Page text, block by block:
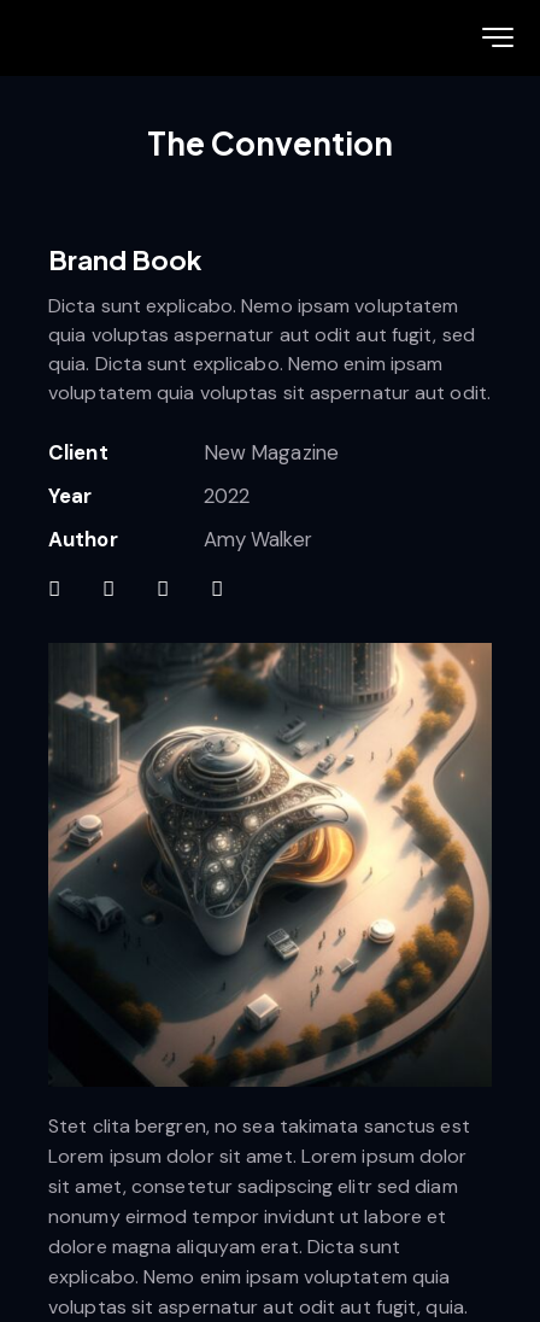
The Convention
Stet clita bergren, no sea takimata sanctus est
Lorem ipsum dolor sit amet. Lorem ipsum dolor
sit amet, consetetur sadipscing elitr sed diam
nonumy eirmod tempor invidunt ut labore et
dolore magna aliquyam erat. Dicta sunt
explicabo. Nemo enim ipsam voluptatem quia
voluptas sit aspernatur aut odit aut fugit, quia.
Brand Book
Dicta sunt explicabo. Nemo ipsam voluptatem
quia voluptas aspernatur aut odit aut fugit, sed
quia. Dicta sunt explicabo. Nemo enim ipsam
voluptatem quia voluptas sit aspernatur aut odit.
Client
New Magazine
Year
2022
Author
Amy Walker